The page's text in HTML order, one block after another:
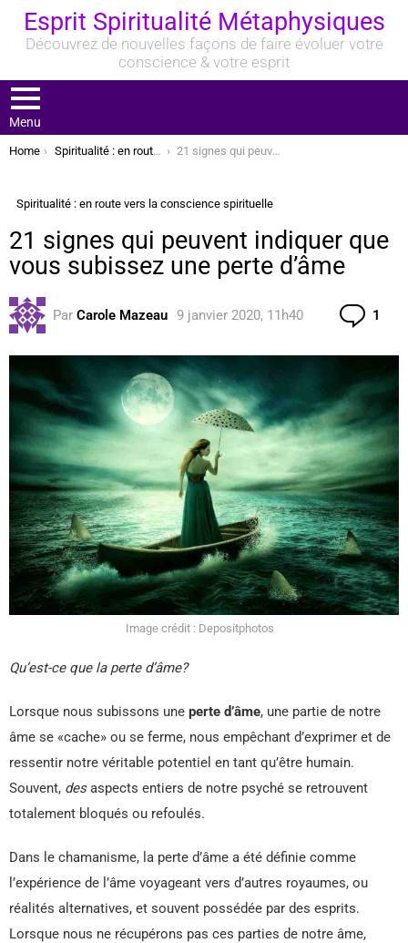
Esprit Spiritualité Métaphysiques
Découvrez de nouvelles façons de faire évoluer votre
conscience & votre esprit
Menu
You are here:
Home Spiritualité : en route vers la conscience spirituelle 21 signes qui peuvent indiquer que vous subissez une perte d’âme
Spiritualité : en route vers la conscience spirituelle
21 signes qui peuvent indiquer que
vous subissez une perte d’âme
Par Carole Mazeau 9 janvier 2020, 11h40 1
Image crédit : Depositphotos
Qu’est-ce que la perte d’âme?
Lorsque nous subissons une perte d’âme, une partie de notre
âme se «cache» ou se ferme, nous empêchant d’exprimer et de
ressentir notre véritable potentiel en tant qu’être humain.
Souvent, desaspects entiers de notre psyché se retrouvent
totalement bloqués ou refoulés.
Dans le chamanisme, la perte d’âme a été définie comme
l’expérience de l’âme voyageant vers d’autres royaumes, ou
réalités alternatives, et souvent possédée par des esprits.
Lorsque nous ne récupérons pas ces parties de notre âme,